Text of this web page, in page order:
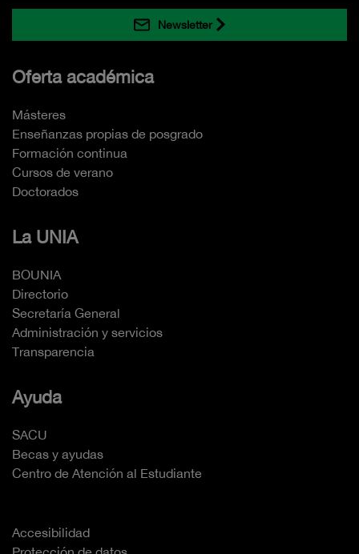
Newsletter
Oferta académica
Másteres
Enseñanzas propias de posgrado
Formación continua
Cursos de verano
Doctorados
La UNIA
BOUNIA
Directorio
Secretaría General
Administración y servicios
Transparencia
Ayuda
SACU
Becas y ayudas
Centro de Atención al Estudiante
Accesibilidad